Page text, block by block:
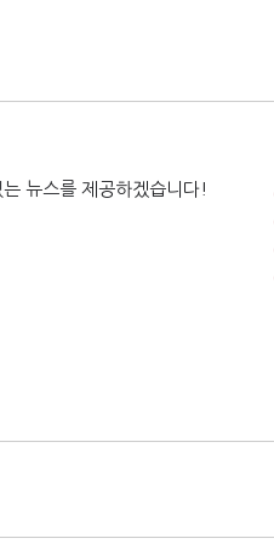
뉴스를 제공하겠습니다!